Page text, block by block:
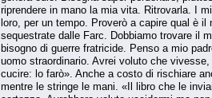
riprendere in mano la mia vita. Ritrovarla. I
loro, per un tempo. Proverò a capire qual è
sequestrate dalle Farc. Dobbiamo trovare il
bisogno di guerre fratricide. Penso a mio
uomo straordinario. Avrei voluto che
cucire: lo farò». Anche a costo di rischiare
mentre le stringe le mani. «Il libro che le